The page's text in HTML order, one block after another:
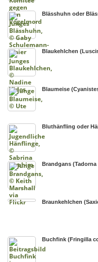
Blässhuhn oder
Blaukehlchen
Blaumeise
Bluthänfling oder
Brandgans
Braunkehlchen
Buchfink (Fringilla